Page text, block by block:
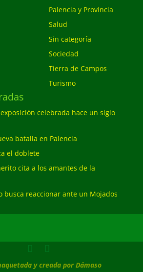
Palencia y Provincia
Salud
Sin categoría
Sociedad
Tierra de Campos
Turismo
celebrada hace un siglo
batalla en Palencia
el doblete
cita a los amantes de la
busca reaccionar ante un Mojados
y creada por Dámaso